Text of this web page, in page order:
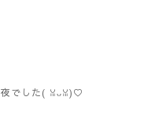
でした( ꈍᴗꈍ)♡